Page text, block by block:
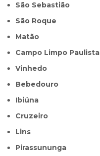
São Sebastião
São Roque
Matão
Campo Limpo Paulista
Vinhedo
Bebedouro
Ibiúna
Cruzeiro
Lins
Pirassununga